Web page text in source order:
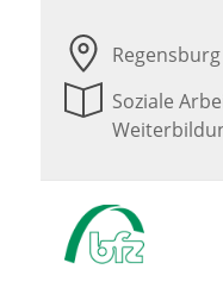
Regensburg
Soziale